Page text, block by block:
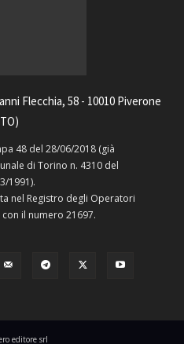
Flecchia, 58 - 10010 Piverone
48 del 28/06/2018 (già
di Torino n. 4310 del
1991).
nel Registro degli Operatori
il numero 21697.
editore srl